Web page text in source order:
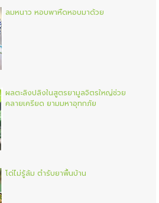
ลมหนาว หอบพาหืดหอบมาด้วย
ผลตะลิงปลิงในสูตรยามูลจิตรใหญ่ช่วย
คลายเครียด ยามมหาอุทกภัย
โด่ไม่รู้ล้ม ตำรับยาพื้นบ้าน